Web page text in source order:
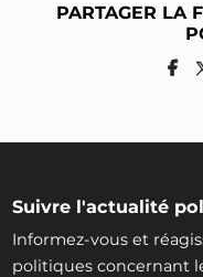
PARTAGER LA
Suivre l'actualité
Informez-vous et
politiques concernant